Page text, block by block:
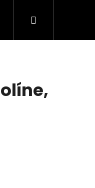
Výkup Nákupní